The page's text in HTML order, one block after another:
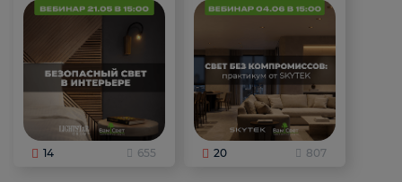
14 655 20 807